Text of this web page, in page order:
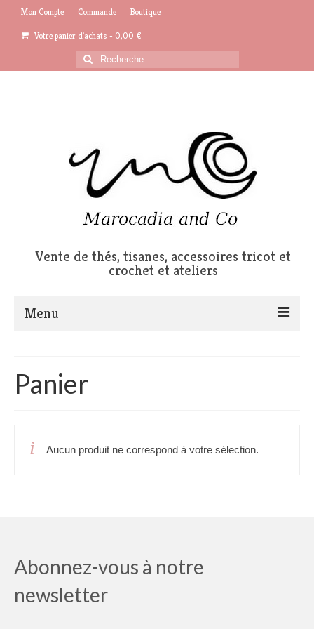
Mon Compte Commande Boutique
Votre panier d'achats - 0,00 €
Rechercher
:
Vente de thés, tisanes, accessoires tricot et
crochet et ateliers
Menu
Actualité
Le Blog…
Panier
Aucun produit ne correspond à votre sélection.
Abonnez-vous à notre
newsletter